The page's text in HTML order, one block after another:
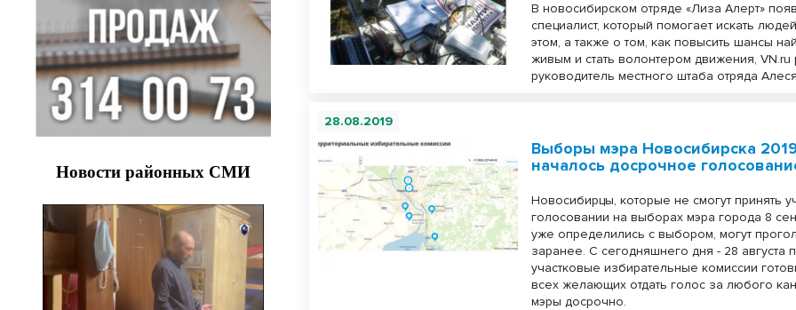
В новосибирском отряде «Лиза Алерт»
специалист, который помогает искать
этом, а также о том, как повысить шансы
живым и стать волонтером движения, VN.ru
руководитель местного штаба отряда
28.08.2019
Выборы мэра Новосибирска
началось досрочное
Новосибирцы, которые не смогут принять
голосовании на выборах мэра города 8
уже определились с выбором, могут
заранее. С сегодняшнего дня - 28 августа
участковые избирательные комиссии
всех желающих отдать голос за любого
мэры досрочно.